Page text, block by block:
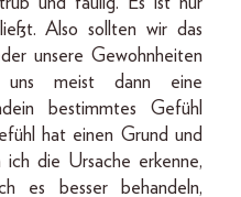
Also sollten wir das
unsere Gewohnheiten
uns meist dann eine
bestimmtes Gefühl
hat einen Grund und
die Ursache erkenne,
es besser behandeln,